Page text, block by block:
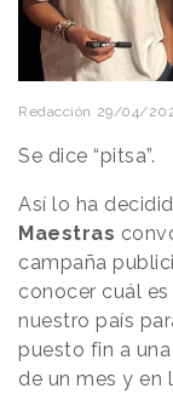
Redacción 29/04/
Se dice “pitsa”.
Así lo ha
Maestras
campaña
conocer cuál
nuestro país
puesto fin a
de un mes y en